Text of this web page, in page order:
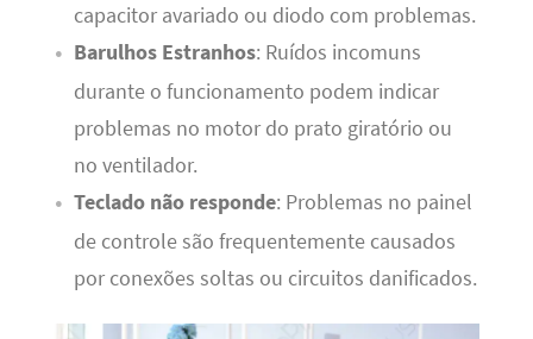
capacitor avariado ou diodo com problemas.
Barulhos Estranhos: Ruídos incomuns
durante o funcionamento podem indicar
problemas no motor do prato giratório ou
no ventilador.
Teclado não responde: Problemas no painel
de controle são frequentemente causados
por conexões soltas ou circuitos danificados.